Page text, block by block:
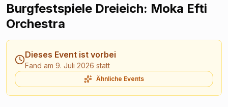
Burgfestspiele Dreieich: Moka Efti
Orchestra
Dieses Event ist vorbei
Fand am 9. Juli 2026 statt
Ähnliche Events